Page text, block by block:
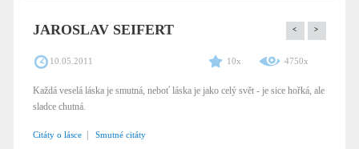
JAROSLAV SEIFERT < >
10.05.2011 10x 4750x
Každá veselá láska je smutná, neboť láska je jako celý svět - je sice hořká, ale
sladce chutná.
Citáty o lásce | Smutné citáty